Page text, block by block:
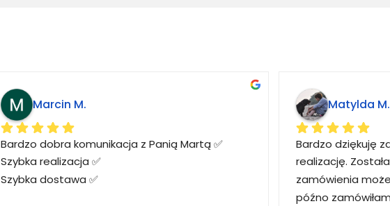
Marcin M.
Bardzo dobra komunikacja z Panią Martą ✅
Szybka realizacja ✅
Szybka dostawa ✅
Matylda M.
Bardzo dziękuję
realizację.
zamówienia
późno